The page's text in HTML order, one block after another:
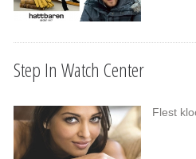
Step In Watch Center
Flest